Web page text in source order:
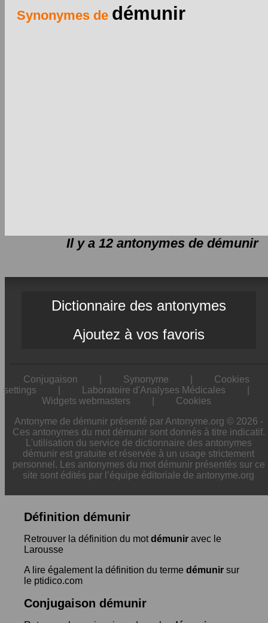
Synonymes de démunir
Il y a 12 antonymes de démunir
Dictionnaire des antonymes
Ajoutez à vos favoris
Conjugaison Synonyme
Cookies
settings
Laboratoire d'Analyses Médicales
Widgets webmasters
Cookies
Antonyme de démunir présenté par Antonyme.org © 2026 -
Ces antonymes du mot démunir sont donnés à titre indicatif.
L'utilisation du service de dictionnaire des antonymes
démunir est gratuite et réservée à un usage strictement
personnel. Les antonymes du mot démunir présentés sur ce
site sont édités par l’équipe éditoriale de antonyme.org
Définition démunir
Retrouver la définition du motdémunir avec le
Larousse
A lire également la définition du terme démunir sur
le ptidico.com
Conjugaison démunir